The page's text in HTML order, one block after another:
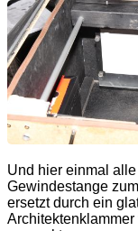
Und hier einmal
Gewindestange
ersetzt durch ein